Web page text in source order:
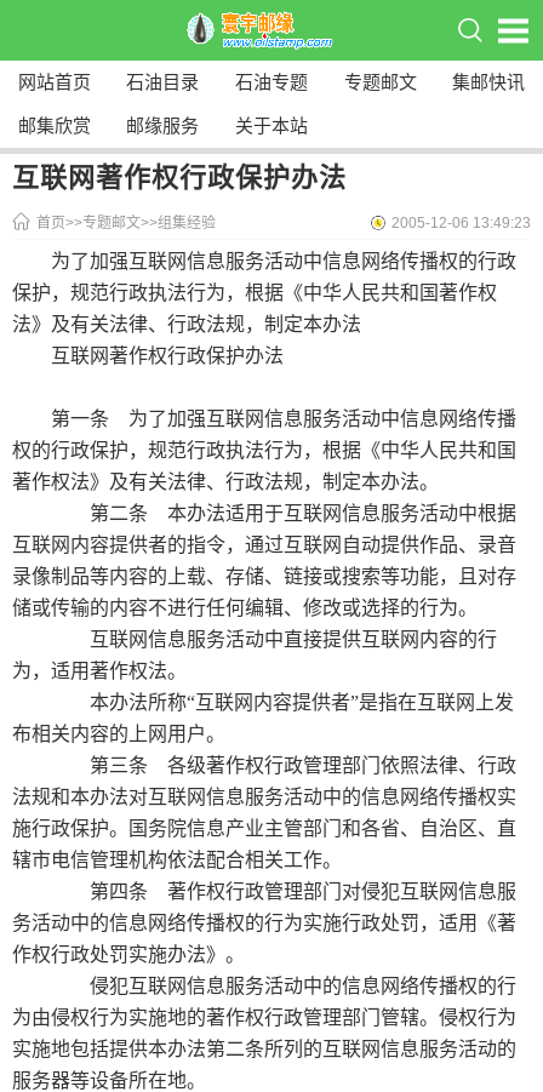
网站首页 石油目录 石油专题 专题邮文 集邮快讯
邮集欣赏 邮缘服务 关于本站
互联网著作权行政保护办法
首页>>专题邮文>>组集经验 2005-12-06 13:49:23
为了加强互联网信息服务活动中信息网络传播权的行政
保护，规范行政执法行为，根据《中华人民共和国著作权
法》及有关法律、行政法规，制定本办法
互联网著作权行政保护办法
第一条 为了加强互联网信息服务活动中信息网络传播
权的行政保护，规范行政执法行为，根据《中华人民共和国
著作权法》及有关法律、行政法规，制定本办法。
第二条 本办法适用于互联网信息服务活动中根据
互联网内容提供者的指令，通过互联网自动提供作品、录音
录像制品等内容的上载、存储、链接或搜索等功能，且对存
储或传输的内容不进行任何编辑、修改或选择的行为。
互联网信息服务活动中直接提供互联网内容的行
为，适用著作权法。
本办法所称“互联网内容提供者”是指在互联网上发
布相关内容的上网用户。
第三条 各级著作权行政管理部门依照法律、行政
法规和本办法对互联网信息服务活动中的信息网络传播权实
施行政保护。国务院信息产业主管部门和各省、自治区、直
辖市电信管理机构依法配合相关工作。
第四条 著作权行政管理部门对侵犯互联网信息服
务活动中的信息网络传播权的行为实施行政处罚，适用《著
作权行政处罚实施办法》。
侵犯互联网信息服务活动中的信息网络传播权的行
为由侵权行为实施地的著作权行政管理部门管辖。侵权行为
实施地包括提供本办法第二条所列的互联网信息服务活动的
服务器等设备所在地。